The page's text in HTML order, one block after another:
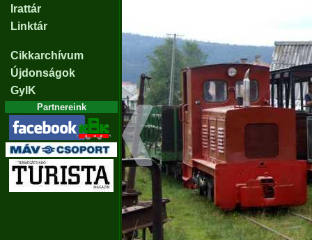
Irattár
Linktár
Cikkarchívum
Újdonságok
GyIK
Partnereink